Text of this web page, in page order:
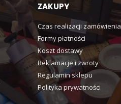
ZAKUPY
Czas realizacji zamówienia
Formy płatności
Koszt dostawy
Reklamacje i zwroty
Regulamin sklepu
Polityka prywatności